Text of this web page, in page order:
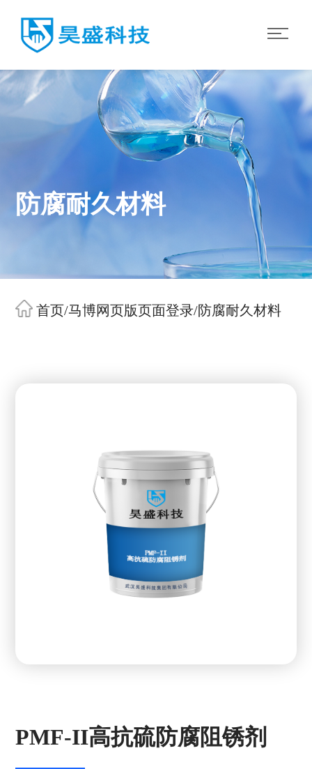
防腐耐久材料
首页/马博网页版页面登录/防腐耐久材料
PMF-II高抗硫防腐阻锈剂